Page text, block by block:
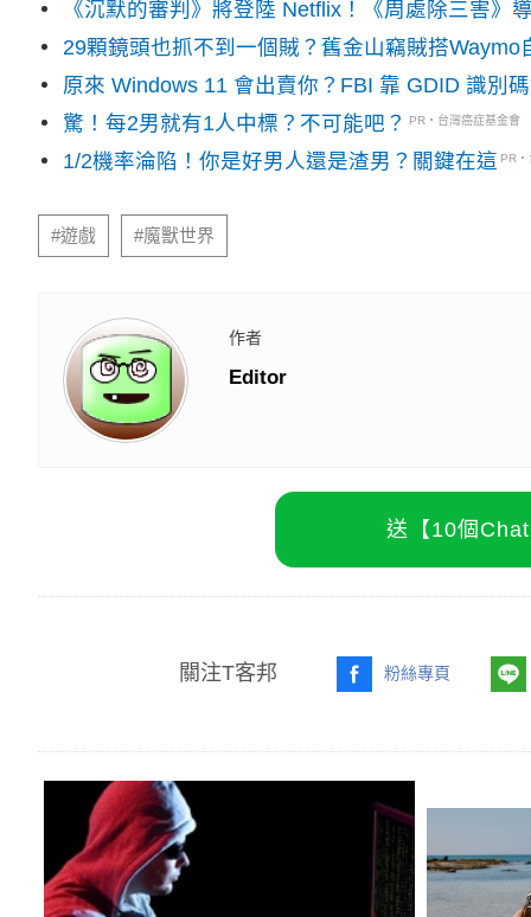
《沉默的審判》將登陸 Netflix！《周處除三害》
29顆鏡頭也抓不到一個賊？舊金山竊賊搭
原來 Windows 11 會出賣你？FBI 靠 GDID 識別
驚！每2男就有1人中標？不可能吧？
PR・台灣癌症基金會
1/2機率淪陷！你是好男人還是渣男？關鍵在這 PR
#遊戲 #魔獸世界
作者
Editor
送【10個
關注T客邦 粉絲專頁